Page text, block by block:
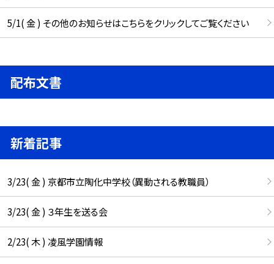
5/1( 金 ) その他のお知らせはこちらをクリックしてご覧ください
配布文書
新着記事
3/23( 金 ) 京都市立陶化中学校（異動される教職員）
3/23( 金 ) ３年生を送る会
2/23( 木 ) 凌風学園情報